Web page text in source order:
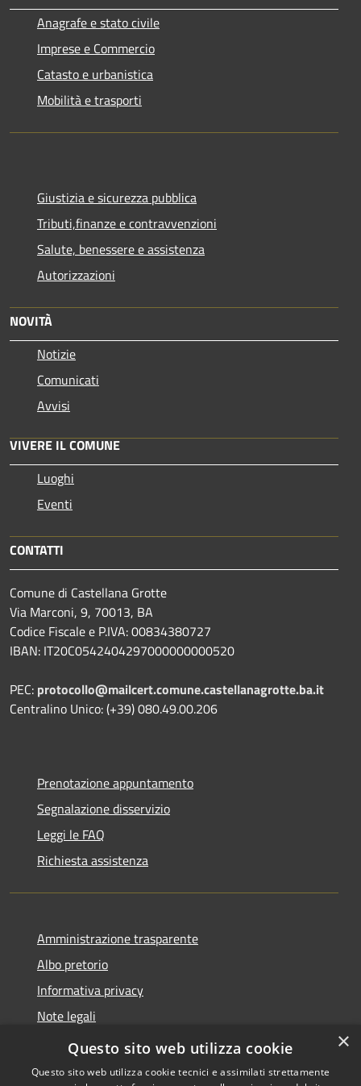
Anagrafe e stato civile
Imprese e Commercio
Catasto e urbanistica
Mobilità e trasporti
Giustizia e sicurezza pubblica
Tributi,finanze e contravvenzioni
Salute, benessere e assistenza
Autorizzazioni
NOVITÀ
Notizie
Comunicati
Avvisi
VIVERE IL COMUNE
Luoghi
Eventi
CONTATTI
Comune di Castellana Grotte
Via Marconi, 9, 70013, BA
Codice Fiscale e P.IVA: 00834380727
IBAN: IT20C0542404297000000000520
PEC: protocollo@mailcert.comune.castellanagrotte.ba.it
Centralino Unico: (+39) 080.49.00.206
Prenotazione appuntamento
Segnalazione disservizio
Leggi le FAQ
Richiesta assistenza
Amministrazione trasparente
Albo pretorio
Informativa privacy
Note legali
Dichiarazione di accessibilità
×
Questo sito web utilizza cookie
Questo sito web utilizza cookie tecnici e assimilati strettamente